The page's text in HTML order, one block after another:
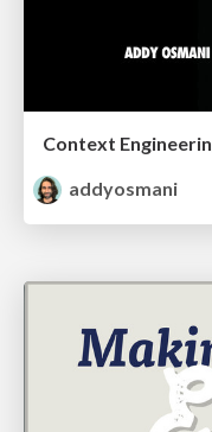
Context
addyosmani